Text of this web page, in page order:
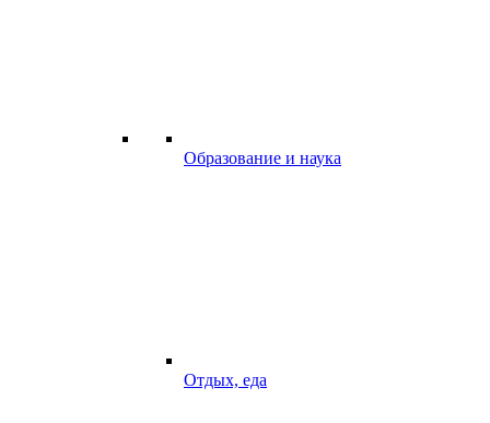
Образование и наука
Отдых, еда